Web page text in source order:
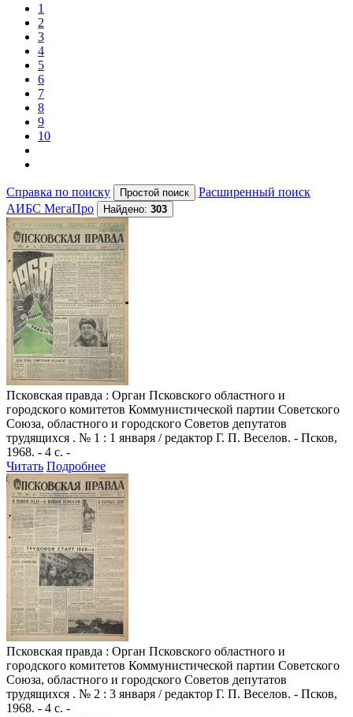
1
2
3
4
5
6
7
8
9
10
Справка по поиску
Расширенный поиск
АИБС МегаПро
Найдено: 303
Псковская правда : Орган Псковского областного и
городского комитетов Коммунистической партии Советского
Союза, областного и городского Советов депутатов
трудящихся . № 1 : 1 января / редактор Г. П. Веселов. - Псков,
1968. - 4 с. -
Читать Подробнее
Псковская правда : Орган Псковского областного и
городского комитетов Коммунистической партии Советского
Союза, областного и городского Советов депутатов
трудящихся . № 2 : 3 января / редактор Г. П. Веселов. - Псков,
1968. - 4 с. -